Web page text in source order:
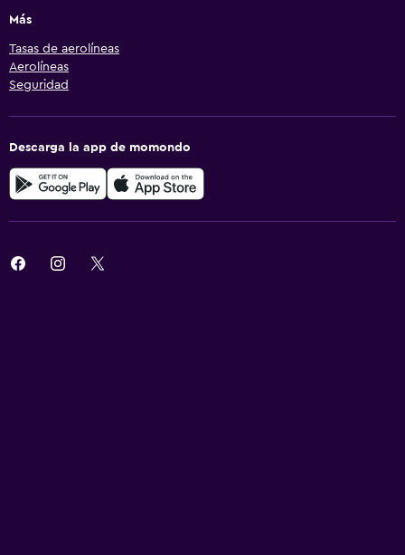
Más
Tasas de aerolíneas
Aerolíneas
Seguridad
Descarga la app de momondo